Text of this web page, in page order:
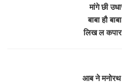
मांगे छी
बाबा हौ
लिख ल
आब ने मनोरथ